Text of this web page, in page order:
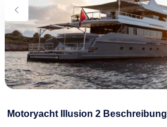
Essen & Trinken
Wie man bucht
Geschäftsbedingungen
Kontakt
Motoryacht Illusion 2 Beschreibung